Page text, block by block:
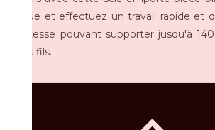
et effectuez un travail rapide et
vitesse pouvant supporter jusqu'à
des fils.